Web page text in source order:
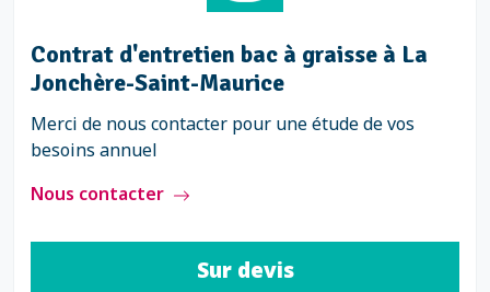
Contrat d'entretien bac à graisse à La
Jonchère-Saint-Maurice
Merci de nous contacter pour une étude de vos
besoins annuel
Nous contacter
Sur devis